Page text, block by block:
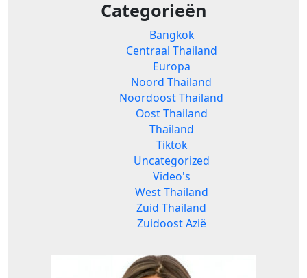
Categorieën
Bangkok
Centraal Thailand
Europa
Noord Thailand
Noordoost Thailand
Oost Thailand
Thailand
Tiktok
Uncategorized
Video's
West Thailand
Zuid Thailand
Zuidoost Azië